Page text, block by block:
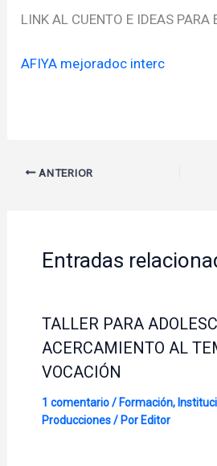
LINK AL CUENTO E IDEAS PARA
AFIYA mejoradoc interc
ANTERIOR
Entradas
TALLER PARA
ACERCAMIENTO AL
VOCACIÓN
1 comentario /Formación,
Producciones/ PorEditor